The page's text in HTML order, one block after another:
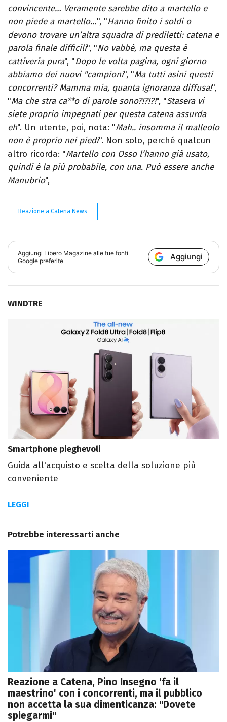
convincente… Veramente sarebbe dito a martello e
non piede a martello…", "Hanno finito i soldi o
devono trovare un’altra squadra di prediletti: catena e
parola finale difficili", "No vabbè, ma questa è
cattiveria pura", "Dopo le volta pagina, ogni giorno
abbiamo dei nuovi "campioni", "Ma tutti asini questi
concorrenti? Mamma mia, quanta ignoranza diffusa!",
"Ma che stra ca**o di parole sono?!?!?!", "Stasera vi
siete proprio impegnati per questa catena assurda
eh". Un utente, poi, nota: "Mah.. insomma il malleolo
non è proprio nei piedi". Non solo, perché qualcun
altro ricorda: "Martello con Osso l’hanno già usato,
quindi è la più probabile, con una. Può essere anche
Manubrio",
Reazione a Catena News
Aggiungi Libero Magazine alle tue fonti
Google preferite
Aggiungi
WINDTRE
Smartphone pieghevoli
Guida all'acquisto e scelta della soluzione più
conveniente
LEGGI
Potrebbe interessarti anche
Reazione a Catena, Pino Insegno 'fa il
maestrino' con i concorrenti, ma il pubblico
non accetta la sua dimenticanza: "Dovete
spiegarmi"